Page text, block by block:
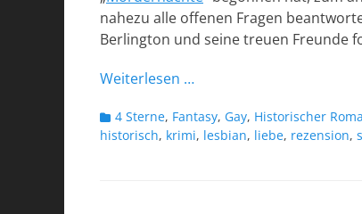
nahezu alle offenen Fragen
Berlington und seine treuen Freunde
Weiterlesen …
Kategorien
4 Sterne, Fantasy, Gay, Historischer
historisch, krimi, lesbian, liebe, rezension,